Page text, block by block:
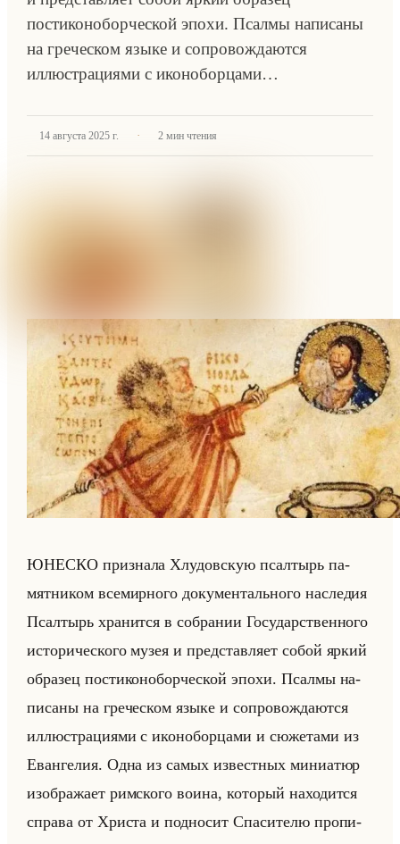
постиконоборческой эпохи. Псалмы написаны
на греческом языке и сопровождаются
иллюстрациями с иконоборцами…
14 августа 2025 г. · 2 мин чтения
ЮНЕ­СКО при­зна­ла Хлу­дов­скую псал­тырь па­
мят­ни­ком все­мир­но­го до­ку­мен­тально­го на­сле­дия
Псал­тырь хра­нит­ся в со­бра­нии Го­су­дар­ствен­но­го
ис­то­ри­че­ско­го музея и пред­став­ля­ет собой яркий
об­ра­зец по­сти­ко­но­бор­че­ской эпохи. Псал­мы на­
пи­са­ны на гре­че­ском языке и со­про­вож­да­ют­ся
ил­лю­стра­ци­ями с ико­но­бор­ца­ми и сю­же­та­ми из
Еван­ге­лия. Одна из самых из­вест­ных ми­ни­атюр
изоб­ра­жа­ет рим­ско­го воина, ко­то­рый на­хо­дит­ся
спра­ва от Хри­ста и под­но­сит Спа­си­те­лю про­пи­